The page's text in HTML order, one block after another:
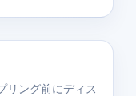
リング前にディス